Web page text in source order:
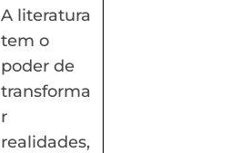
A literatura
tem o
poder de
transforma
r
realidades,